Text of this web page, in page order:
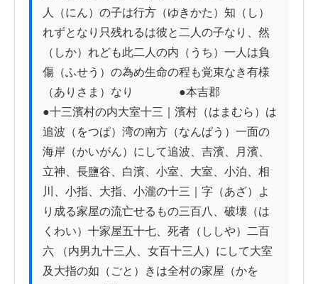
人（にん）の子は行方（ゆきかた）知（し）
れずとなり只残れるは彼と二人の子なり、然
（しか）れども此二人の内（うち）一人は負
傷（ふせう）の為め生命の程も覚束なき有様
（ありさま）なり　　　　●本吉郡
●十三濱村の内大室十三｜濱村（はまむら）は
追波（をつぱ）湾の南方（なんぱう）一面の
海岸（かいがん）にして追波、吉濱、月濱、
立神、長鹽谷、白濱、小室、大室、小泊、相
川、小指、大指、小瀧の十三｜字（あざ）よ
り成る家屋の流亡せるもの三百八、破壊（は
くわい）十家屋五十七、死者（ししや）二百
六 （内男九十三人、女百十三人）にして大室
及大指の如（ごと）きは全村の家屋（かを